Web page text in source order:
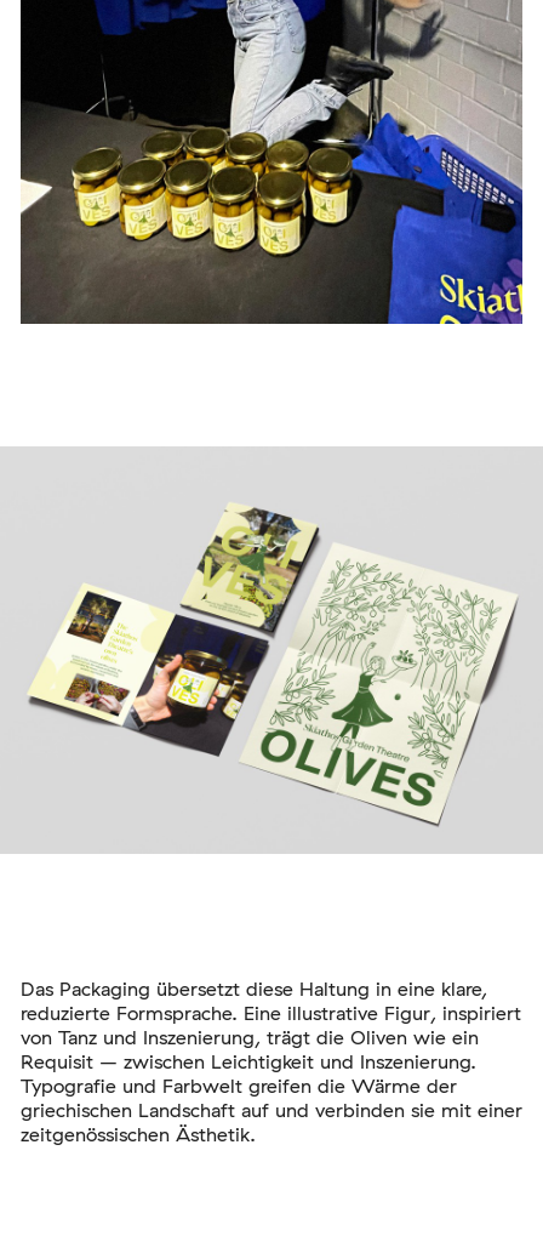
Das Packaging übersetzt diese Haltung in eine klare,
reduzierte Formsprache. Eine illustrative Figur, inspiriert
von Tanz und Inszenierung, trägt die Oliven wie ein
Requisit – zwischen Leichtigkeit und Inszenierung.
Typografie und Farbwelt greifen die Wärme der
griechischen Landschaft auf und verbinden sie mit einer
zeitgenössischen Ästhetik.